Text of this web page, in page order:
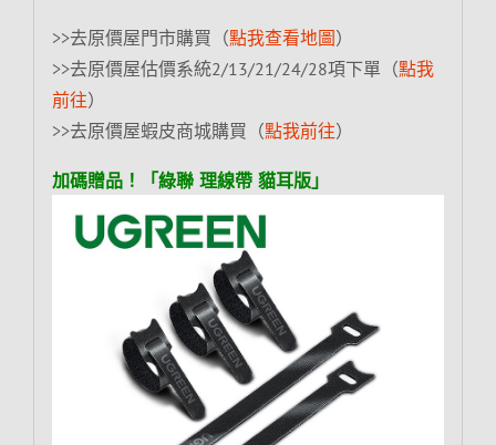
>>去原價屋門市購買（點我查看地圖）
>>去原價屋估價系統2/13/21/24/28項下單（點我
前往）
>>去原價屋蝦皮商城購買（點我前往）
加碼贈品！「綠聯 理線帶 貓耳版」